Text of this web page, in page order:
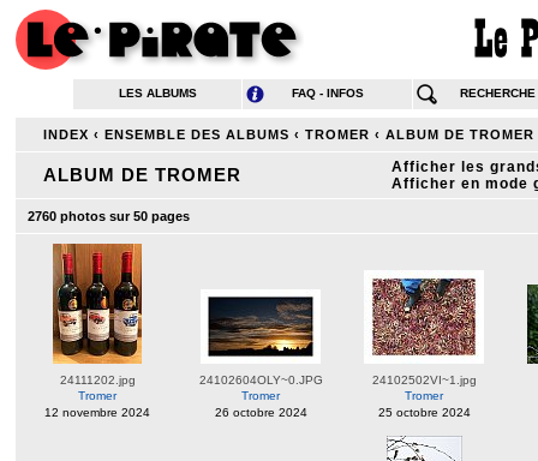
LES ALBUMS FAQ - INFOS RECHERCHE
INDEX ‹ ENSEMBLE DES ALBUMS ‹ TROMER ‹ ALBUM DE TROMER
ALBUM DE TROMER
Afficher les
Afficher en mode
2760 photos sur 50 pages
24111202.jpg
Tromer
12 novembre 2024
24102604OLY~0.JPG
Tromer
26 octobre 2024
24102502VI~1.jpg
Tromer
25 octobre 2024